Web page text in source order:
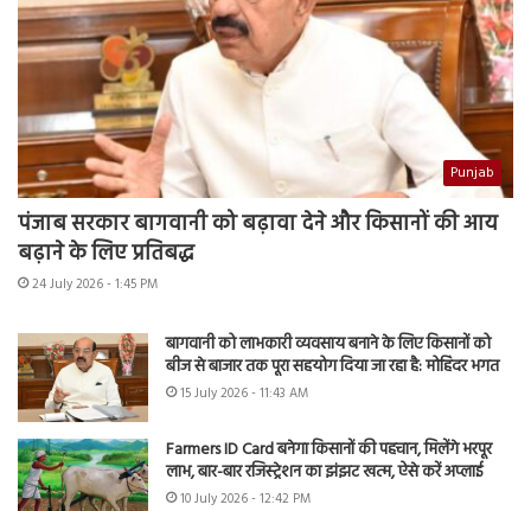
Punjab
पंजाब सरकार बागवानी को बढ़ावा देने और किसानों की आय
बढ़ाने के लिए प्रतिबद्ध
24 July 2026 - 1:45 PM
बागवानी को लाभकारी व्यवसाय बनाने के लिए किसानों को
बीज से बाजार तक पूरा सहयोग दिया जा रहा है: मोहिंदर भगत
15 July 2026 - 11:43 AM
Farmers ID Card बनेगा किसानों की पहचान, मिलेंगे भरपूर
लाभ, बार-बार रजिस्ट्रेशन का झंझट खत्म, ऐसे करें अप्लाई
10 July 2026 - 12:42 PM